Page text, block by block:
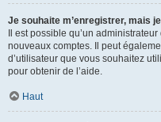
Je souhaite m’enregistrer, mais
Il est possible qu’un
nouveaux comptes. Il peut
d’utilisateur que vous souhaitez
pour obtenir de l’aide.
Haut